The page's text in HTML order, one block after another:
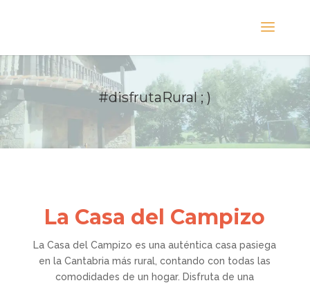
#disfrutaRural ; )
La Casa del Campizo
La Casa del Campizo es una auténtica casa pasiega
en la Cantabria más rural, contando con todas las
comodidades de un hogar. Disfruta de una